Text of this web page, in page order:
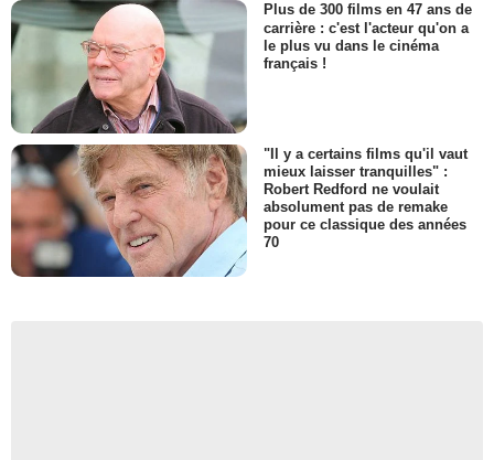
Plus de 300 films en 47 ans de
carrière : c'est l'acteur qu'on a
le plus vu dans le cinéma
français !
"Il y a certains films qu'il vaut
mieux laisser tranquilles" :
Robert Redford ne voulait
absolument pas de remake
pour ce classique des années
70